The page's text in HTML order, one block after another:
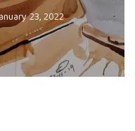
23, 2022